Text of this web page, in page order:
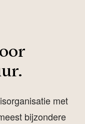
met
bijzondere